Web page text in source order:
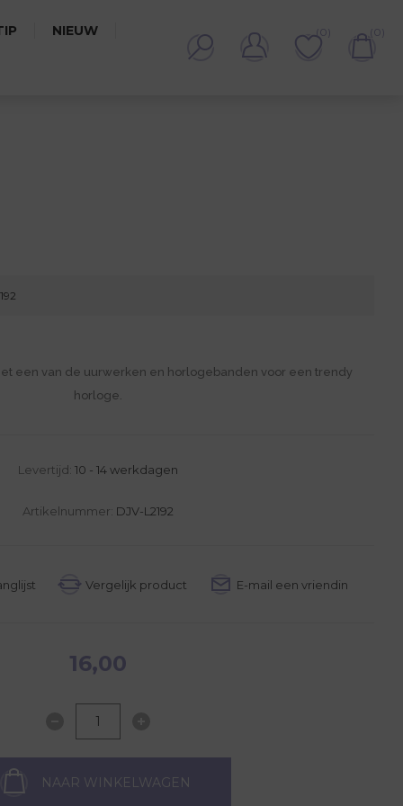
NIEUW (0) (0)
een van de uurwerken en horlogebanden voor een trendy
horloge.
Levertijd: 10 - 14 werkdagen
Artikelnummer: DJV-L2192
16,00
NAAR WINKELWAGEN